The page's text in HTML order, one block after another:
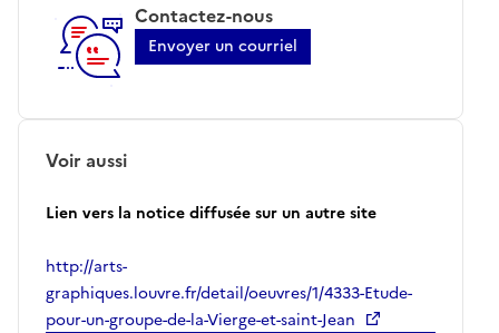
Contactez-nous
Envoyer un courriel
Voir aussi
Lien vers la notice diffusée sur un autre site
http://arts-
graphiques.louvre.fr/detail/oeuvres/1/4333-Etude-
pour-un-groupe-de-la-Vierge-et-saint-Jean